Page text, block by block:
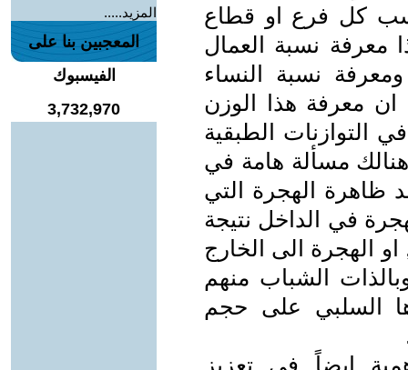
حسب كل فرع او قطاع
معرفة نسبة العمال
ومعرفة نسبة النساء
, ان معرفة هذا الوزن
التوازنات الطبقية
مسألة هامة في
ظاهرة الهجرة التي
في الداخل نتيجة
الهجرة الى الخارج
الشباب منهم
السلبي على حجم
ايضاً في تعزيز
المزيد.....
المعجبين بنا على
الفيسبوك
3,732,970